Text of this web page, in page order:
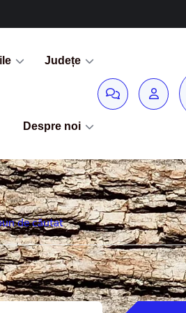
Județe
Despre noi
de căutat